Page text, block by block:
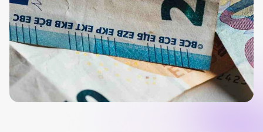
Tellent Recruitee ROI-Rechner
Erstellen Sie Ihren Business Case für Tellent Recruitee und sehen Sie
Ihre Einsparungen.
Tellent Recruitee